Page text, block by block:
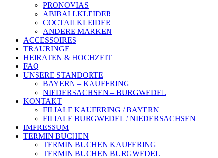
PRONOVIAS
ABIBALLKLEIDER
COCTAILKLEIDER
ANDERE MARKEN
ACCESSOIRES
TRAURINGE
HEIRATEN & HOCHZEIT
FAQ
UNSERE STANDORTE
BAYERN – KAUFERING
NIEDERSACHSEN – BURGWEDEL
KONTAKT
FILIALE KAUFERING / BAYERN
FILIALE BURGWEDEL / NIEDERSACHSEN
IMPRESSUM
TERMIN BUCHEN
TERMIN BUCHEN KAUFERING
TERMIN BUCHEN BURGWEDEL